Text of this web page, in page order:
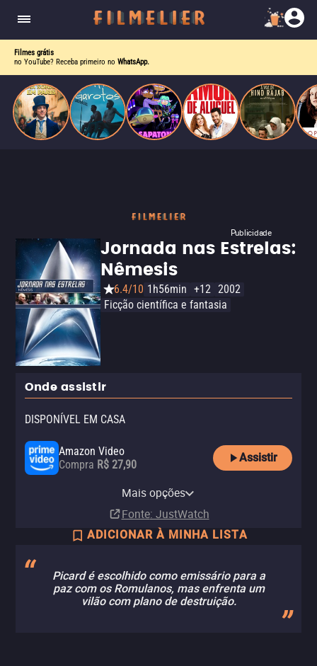
Filmes grátis
no YouTube? Receba primeiro no WhatsApp.
Publicidade
Jornada nas Estrelas:
Nêmesis
6.4/10 1h56min +12 2002
Ficção científica e fantasia
Onde assistir
DISPONÍVEL EM CASA
Amazon Video
Compra R$ 27,90
Assistir
R$ 29,90
Mais opções
Fonte: JustWatch
ADICIONAR À MINHA LISTA
Picard é escolhido como emissário para a
paz com os Romulanos, mas enfrenta um
vilão com plano de destruição.
Paris
obras-primas, participa de festas e busca romance